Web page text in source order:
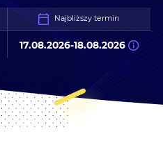
Najbliższy termin
17.08.2026-18.08.2026